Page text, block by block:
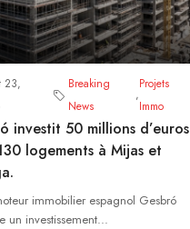
23,
Breaking
News
,
Projets
Immo
investit 50 millions d’euros
logements à Mijas et
immobilier espagnol Gesbró
un investissement...